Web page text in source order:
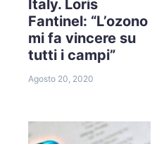
Italy. Loris
Fantinel: “L’ozono
mi fa vincere su
tutti i campi”
Agosto 20, 2020